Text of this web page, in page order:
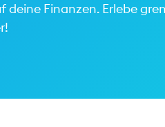
deine Finanzen. Erlebe